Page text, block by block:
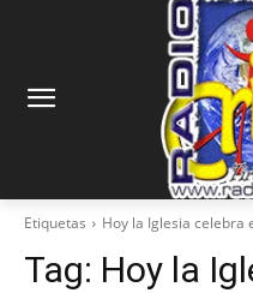
Etiquetas Hoy la Iglesia celebra
Tag: Hoy la